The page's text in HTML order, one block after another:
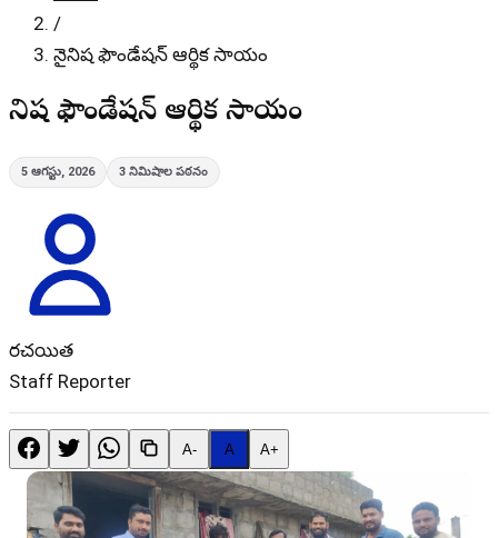
/
నైనిష ఫౌండేషన్ ఆర్థిక సాయం
నైనిష ఫౌండేషన్ ఆర్థిక సాయం
5 ఆగస్టు, 2026 3 నిమిషాల పఠనం
రచయిత
Staff Reporter
A- A A+